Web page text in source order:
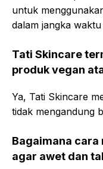
untuk
dalam jangka
Tati Skincare
produk vegan
Ya, Tati Skincare
tidak mengandung
Bagaimana
agar awet dan